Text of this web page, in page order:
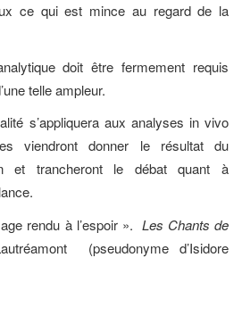
ce qui est mince au regard de la
doit être fermement requis
telle ampleur.
s’appliquera aux analyses in vivo
viendront donner le résultat du
et trancheront le débat quant à
rendu à l’espoir ». Les Chants de
(pseudonyme d’Isidore